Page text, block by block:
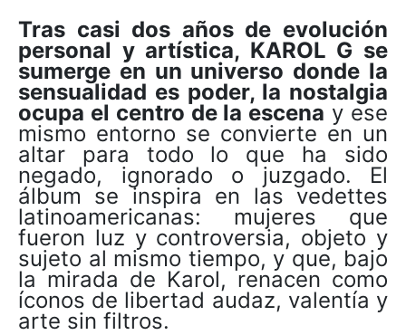
Tras casi dos años de evolución
personal y artística, KAROL G se
sumerge en un universo donde la
sensualidad es poder, la nostalgia
ocupa el centro de la escena y ese
mismo entorno se convierte en un
altar para todo lo que ha sido
negado, ignorado o juzgado. El
álbum se inspira en las vedettes
latinoamericanas: mujeres que
fueron luz y controversia, objeto y
sujeto al mismo tiempo, y que, bajo
la mirada de Karol, renacen como
íconos de libertad audaz, valentía y
arte sin filtros.